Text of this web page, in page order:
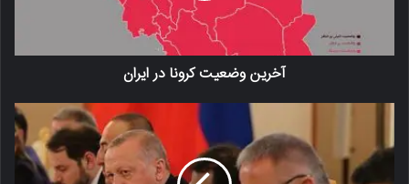
آخرین وضعیت کرونا در ایران